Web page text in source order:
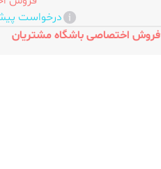
درخواست
فروش اختصاصی باشگاه مشتریان